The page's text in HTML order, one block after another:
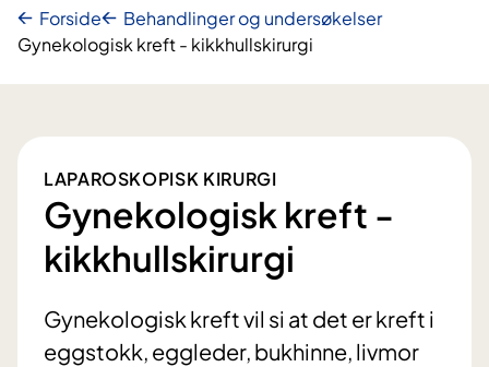
Forside
Behandlinger og undersøkelser
Gynekologisk kreft - kikkhullskirurgi
LAPAROSKOPISK KIRURGI
Gynekologisk kreft -
kikkhullskirurgi
Gynekologisk kreft vil si at det er kreft i
eggstokk, eggleder, bukhinne, livmor